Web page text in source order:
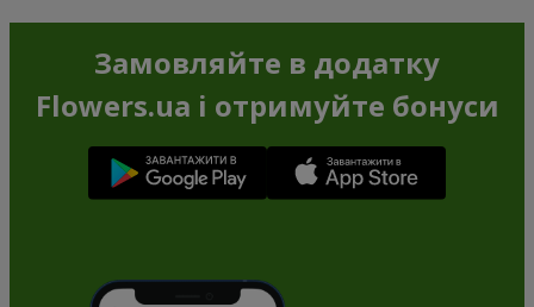
Замовляйте в додатку
Flowers.ua і отримуйте бонуси